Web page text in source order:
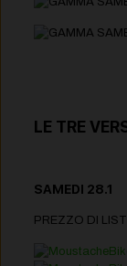
LE TRE
SAMEDI 28.1
PREZZO DI